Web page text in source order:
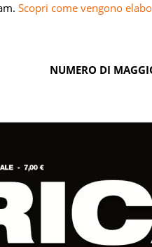
Scopri come vengono
NUMERO DI